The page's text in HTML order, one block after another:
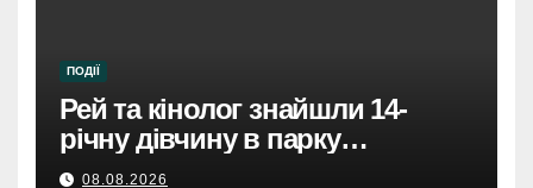
ПОДІЇ
Рей та кінолог знайшли 14-
річну дівчину в парку
Святошинського району.
08.08.2026